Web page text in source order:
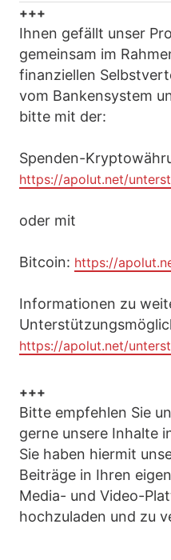
+++
Ihnen gefällt unser
gemeinsam im
finanziellen
vom Bankensystem
bitte mit der:
Spenden-
https://apolut.net/
oder mit
Bitcoin: https://
Informationen zu
https://apolut.net/
+++
Bitte empfehlen Sie
gerne unsere Inhalte
Sie haben hiermit
Beiträge in Ihren
Media- und Video-
hochzuladen und zu